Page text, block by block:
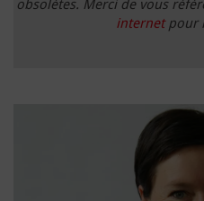
obsolètes. Merci de vous
internetpour